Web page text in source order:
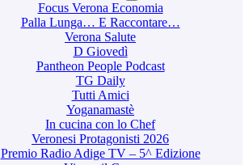
Focus Verona Economia
Palla Lunga… E Raccontare…
Verona Salute
D Giovedì
Pantheon People Podcast
TG Daily
Tutti Amici
Yoganamastè
In cucina con lo Chef
Veronesi Protagonisti 2026
Premio Radio Adige TV – 5^ Edizione